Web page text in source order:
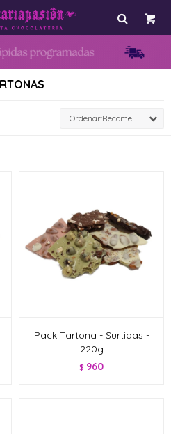
Recomendados
Pack Tartona - Surtidas -
220g
$ 960